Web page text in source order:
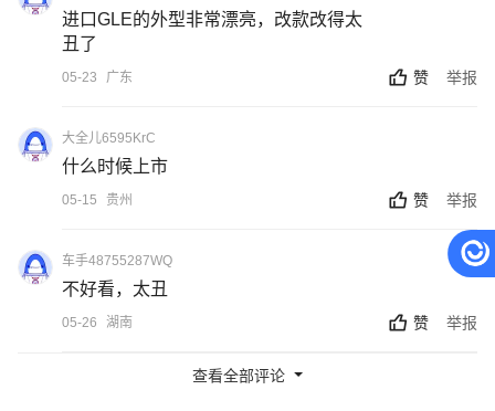
进口GLE的外型非常漂亮，改款改得太
丑了
05-23 广东 赞 举报
大全儿6595KrC
什么时候上市
05-15 贵州 赞 举报
车手48755287WQ
不好看，太丑
05-26 湖南 赞 举报
查看全部评论